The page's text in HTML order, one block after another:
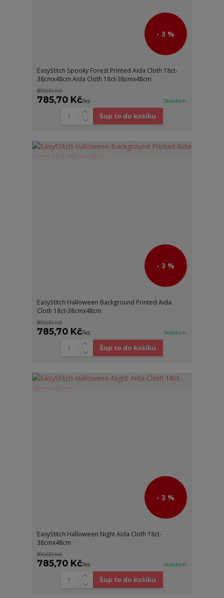
- 3 %
EasyStitch Spooky Forest Printed Aida Cloth 18ct-
38cmx48cm Aida Cloth 18ct-38cmx48cm
810,00 Kč
785,70 Kč/ks Skladem
Šup to do košíku
- 3 %
EasyStitch Halloween Background Printed Aida
Cloth 18ct-38cmx48cm
810,00 Kč
785,70 Kč/ks Skladem
Šup to do košíku
- 3 %
EasyStitch Halloween Night Aida Cloth 18ct-
38cmx48cm
810,00 Kč
785,70 Kč/ks Skladem
Šup to do košíku